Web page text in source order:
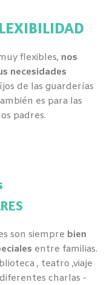
flexibles, nos
necesidades
de las guarderías
es para las
padres.
son siempre bien
entre familias.
, teatro ,viaje
charlas -